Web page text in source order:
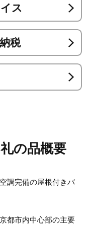
ス
税
の品概要
調完備の屋根付きバ
都市内中心部の主要